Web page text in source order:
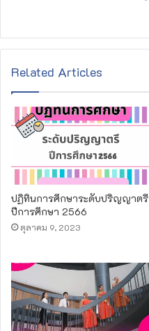
Related Articles
ปฏิทินการศึกษาระดับปริญญาตรี
ปีการศึกษา 2566
ตุลาคม 9, 2023